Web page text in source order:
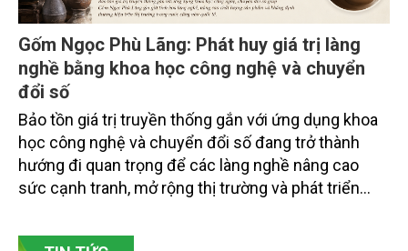
Gốm Ngọc Phù Lãng: Phát huy giá trị làng
nghề bằng khoa học công nghệ và chuyển
đổi số
Bảo tồn giá trị truyền thống gắn với ứng dụng khoa
học công nghệ và chuyển đổi số đang trở thành
hướng đi quan trọng để các làng nghề nâng cao
sức cạnh tranh, mở rộng thị trường và phát triển
Bắc Ninh, nhiều nghệ nhân và cơ sở sản xuất đã